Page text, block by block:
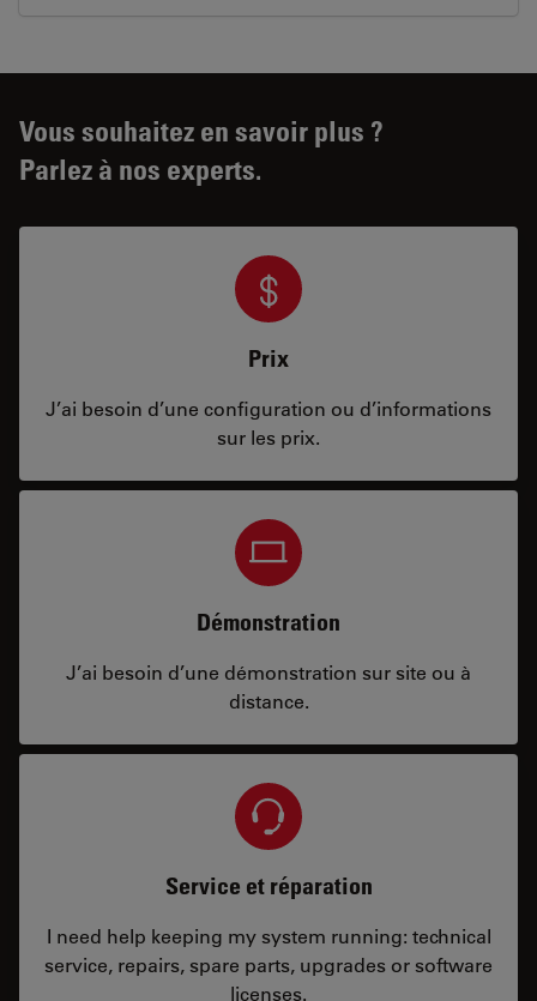
Vous souhaitez en savoir plus ?
Parlez à nos experts.
Prix
J’ai besoin d’une configuration ou d’informations
sur les prix.
Démonstration
J’ai besoin d’une démonstration sur site ou à
distance.
Service et réparation
I need help keeping my system running: technical
service, repairs, spare parts, upgrades or software
licenses.